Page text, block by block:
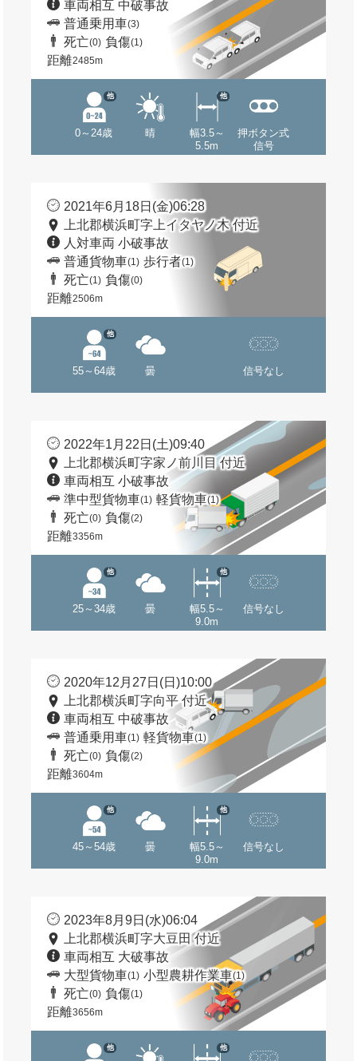
車両相互 中破事故
普通乗用車(3)
死亡(0) 負傷(1)
距離2485m
0～24歳
他
晴
幅3.5～
5.5m
他
押ボタン式
信号
2021年6月18日(金)06:28
上北郡横浜町字上イタヤノ木 付近
人対車両 小破事故
普通貨物車(1) 歩行者(1)
死亡(1) 負傷(0)
距離2506m
55～64歳
他
曇 信号なし
2022年1月22日(土)09:40
上北郡横浜町字家ノ前川目 付近
車両相互 小破事故
準中型貨物車(1) 軽貨物車(1)
死亡(0) 負傷(2)
距離3356m
25～34歳
他
曇
幅5.5～
9.0m
他
信号なし
2020年12月27日(日)10:00
上北郡横浜町字向平 付近
車両相互 中破事故
普通乗用車(1) 軽貨物車(1)
死亡(0) 負傷(2)
距離3604m
45～54歳
他
曇
幅5.5～
9.0m
他
信号なし
2023年8月9日(水)06:04
上北郡横浜町字大豆田 付近
車両相互 大破事故
大型貨物車(1) 小型農耕作業車(1)
死亡(0) 負傷(1)
距離3656m
他 他